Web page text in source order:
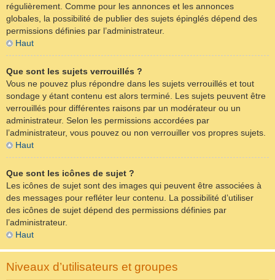
régulièrement. Comme pour les annonces et les annonces
globales, la possibilité de publier des sujets épinglés dépend des
permissions définies par l’administrateur.
Haut
Que sont les sujets verrouillés ?
Vous ne pouvez plus répondre dans les sujets verrouillés et tout
sondage y étant contenu est alors terminé. Les sujets peuvent être
verrouillés pour différentes raisons par un modérateur ou un
administrateur. Selon les permissions accordées par
l’administrateur, vous pouvez ou non verrouiller vos propres sujets.
Haut
Que sont les icônes de sujet ?
Les icônes de sujet sont des images qui peuvent être associées à
des messages pour refléter leur contenu. La possibilité d’utiliser
des icônes de sujet dépend des permissions définies par
l’administrateur.
Haut
Niveaux d’utilisateurs et groupes